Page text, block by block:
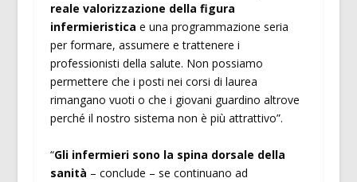
reale valorizzazione della figura
infermieristica e una programmazione seria
per formare, assumere e trattenere i
professionisti della salute. Non possiamo
permettere che i posti nei corsi di laurea
rimangano vuoti o che i giovani guardino altrove
perché il nostro sistema non è più attrattivo”.
“Gli infermieri sono la spina dorsale della
sanità – conclude – se continuano ad